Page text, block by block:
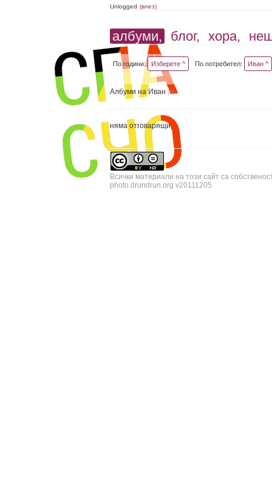
Unlogged (влез)
албуми, блог, хора,
По години: Изберете ^ По потребител: Иван ^
Албуми на Иван(0)
няма отговарящи;
Всички материали на този сайт са
photo.drundrun.org v20111205